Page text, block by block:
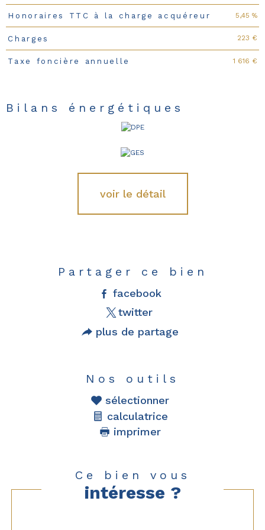
Honoraires TTC à la charge acquéreur 5,45 %
Charges 223 €
Taxe foncière annuelle 1 616 €
Bilans énergétiques
voir le détail
Partager ce bien
facebook
twitter
plus de partage
Nos outils
sélectionner
calculatrice
imprimer
Ce bien vous
intéresse ?